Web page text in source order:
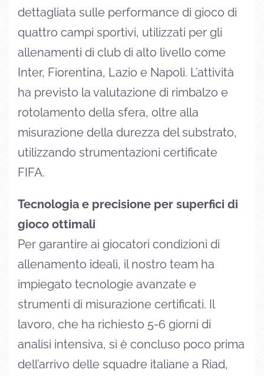
dettagliata sulle performance di gioco di
quattro campi sportivi, utilizzati per gli
allenamenti di club di alto livello come
Inter, Fiorentina, Lazio e Napoli. L’attività
ha previsto la valutazione di rimbalzo e
rotolamento della sfera, oltre alla
misurazione della durezza del substrato,
utilizzando strumentazioni certificate
FIFA.
Tecnologia e precisione per superfici di
gioco ottimali
Per garantire ai giocatori condizioni di
allenamento ideali, il nostro team ha
impiegato tecnologie avanzate e
strumenti di misurazione certificati. Il
lavoro, che ha richiesto 5-6 giorni di
analisi intensiva, si è concluso poco prima
dell’arrivo delle squadre italiane a Riad,